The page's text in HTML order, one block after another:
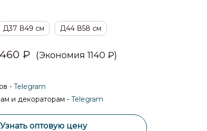
Д37 В49 см Д44 В58 см
₽ (Экономия 1140 ₽)
- Telegram
и декораторам - Telegram
Узнать оптовую цену